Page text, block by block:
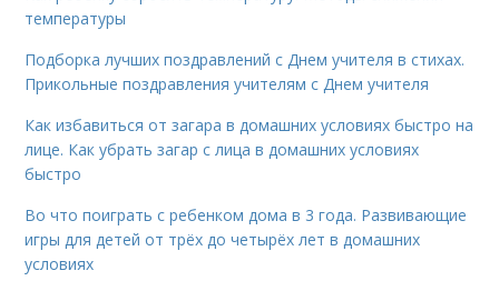
температуры
Подборка лучших поздравлений с Днем учителя в стихах.
Прикольные поздравления учителям с Днем учителя
Как избавиться от загара в домашних условиях быстро на
лице. Как убрать загар с лица в домашних условиях
быстро
Во что поиграть с ребенком дома в 3 года. Развивающие
игры для детей от трёх до четырёх лет в домашних
условиях